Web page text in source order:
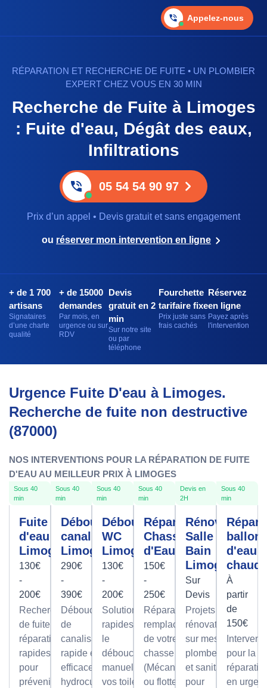
Appelez-nous
RÉPARATION ET RECHERCHE DE FUITE • UN PLOMBIER
EXPERT CHEZ VOUS EN 30 MIN
Recherche de Fuite à Limoges
: Fuite d'eau, Dégât des eaux,
Infiltrations
05 54 54 90 97
Prix d’un appel • Devis gratuit et sans engagement
ou réserver mon intervention en ligne
+ de 1 700
artisans
Signataires
d’une charte
qualité
+ de 15000
demandes
Par mois, en
urgence ou sur
RDV
Devis
gratuit en 2
min
Sur notre site
ou par
téléphone
Fourchette
tarifaire fixe
Prix juste sans
frais cachés
Réservez
en ligne
Payez après
l'intervention
Urgence Fuite D'eau à Limoges.
Recherche de fuite non destructive
(87000)
NOS INTERVENTIONS POUR LA RÉPARATION DE FUITE
D'EAU AU MEILLEUR PRIX À LIMOGES
Sous 40
min
Fuite
d'eau
Limoges
130€
-
200€
Recherche
de fuite et
réparation
rapides
pour
prévenir
Sous 40
min
Débouchage
canalisation
Limoges
290€
-
390€
Débouchage
de
canalisation
rapide et
efficace par
hydrocurage
Sous 40
min
Débouchage
WC
Limoges
130€
-
200€
Solutions
rapides pour
le
débouchage
manuel de
vos toilettes,
Sous 40
min
Réparation
Chasse
d'Eau
150€
-
250€
Réparation et
remplacement
de votre
chasse d'eau
(Mécanisme
ou flotteur) sur
Devis en
2H
Rénovation
Salle De
Bain
Limoges
Sur
Devis
Projets de
rénovation
sur mesure
plomberie
et sanitaire
pour
Sous 40
min
ballon
d'eau
À
partir
de
150€
pour la
en